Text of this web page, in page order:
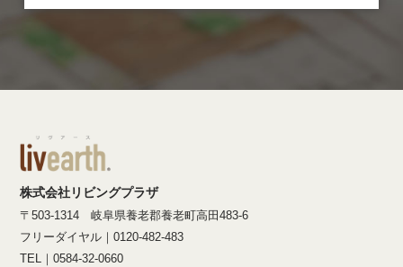
株式会社リビングプラザ
〒503-1314 岐阜県養老郡養老町高田483-6
フリーダイヤル｜0120-482-483
TEL｜0584-32-0660